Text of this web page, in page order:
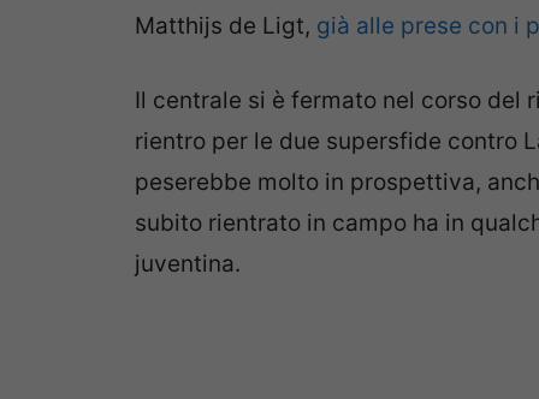
Matthijs de Ligt, già alle prese con i
Il centrale si è fermato nel corso del
rientro per le due supersfide contro
peserebbe molto in prospettiva,
subito rientrato in campo ha in
juventina.